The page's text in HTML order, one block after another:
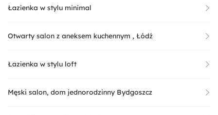
Łazienka w stylu minimal
Otwarty salon z aneksem kuchennym , Łódź
Łazienka w stylu loft
Męski salon, dom jednorodzinny Bydgoszcz